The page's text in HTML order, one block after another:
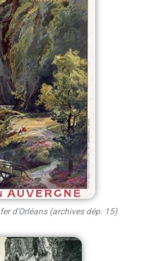
d'Orléans (archives dép. 15)